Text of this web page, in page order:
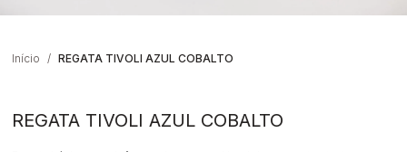
Início REGATA TIVOLI AZUL COBALTO
REGATA TIVOLI AZUL COBALTO